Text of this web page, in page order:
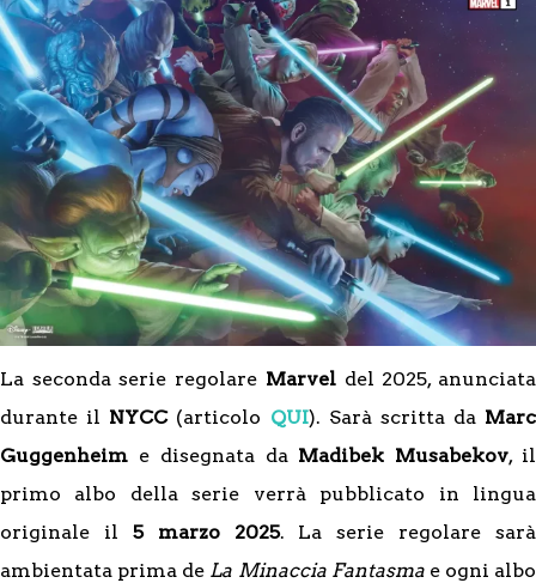
La seconda serie regolare Marveldel 2025, anunciata
durante il NYCC(articolo QUI). Sarà scritta da Marc
Guggenheim e disegnata da Madibek Musabekov, il
primo albo della serie verrà pubblicato in lingua
originale il 5 marzo 2025. La serie regolare sarà
ambientata prima de La Minaccia Fantasmae ogni albo